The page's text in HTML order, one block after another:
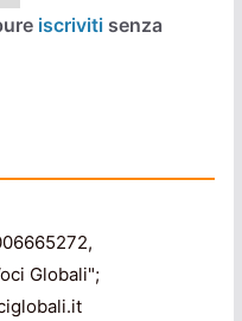
iscrivitisenza
Globali";